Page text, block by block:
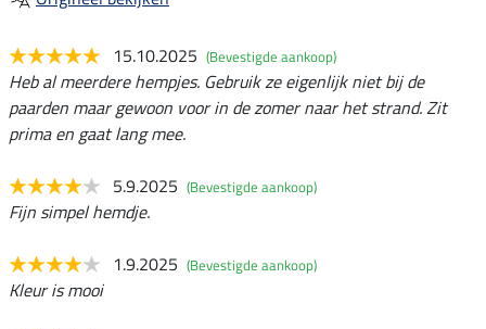
15.10.2025 (Bevestigde aankoop)
Heb al meerdere hempjes. Gebruik ze eigenlijk niet bij de
paarden maar gewoon voor in de zomer naar het strand. Zit
prima en gaat lang mee.
5.9.2025 (Bevestigde aankoop)
Fijn simpel hemdje.
1.9.2025 (Bevestigde aankoop)
Kleur is mooi